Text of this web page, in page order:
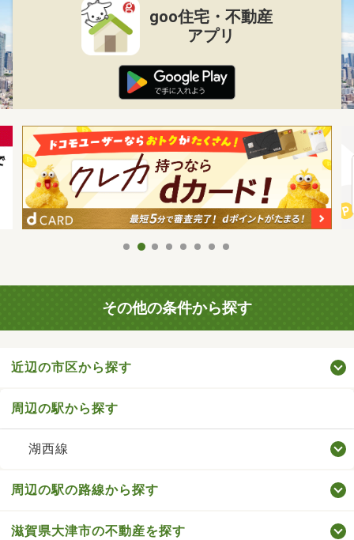
goo住宅・不動産
アプリ
その他の条件から探す
近辺の市区から探す
周辺の駅から探す
湖西線
周辺の駅の路線から探す
滋賀県大津市の不動産を探す